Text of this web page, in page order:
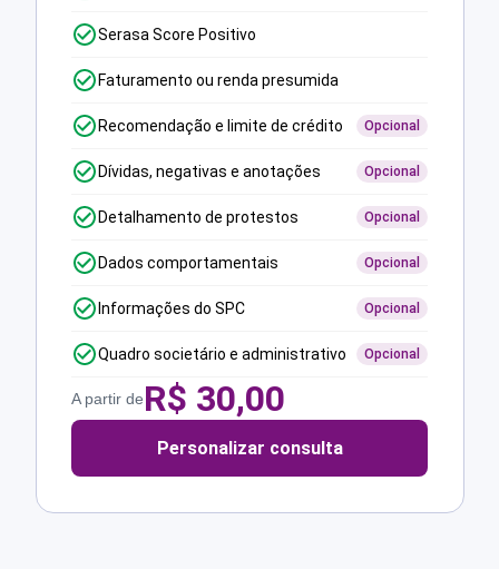
Serasa Score Positivo
Faturamento ou renda presumida
Recomendação e limite de crédito Opcional
Dívidas, negativas e anotações Opcional
Detalhamento de protestos Opcional
Dados comportamentais Opcional
Informações do SPC Opcional
Quadro societário e administrativo Opcional
A partir deR$ 30,00
Personalizar consulta